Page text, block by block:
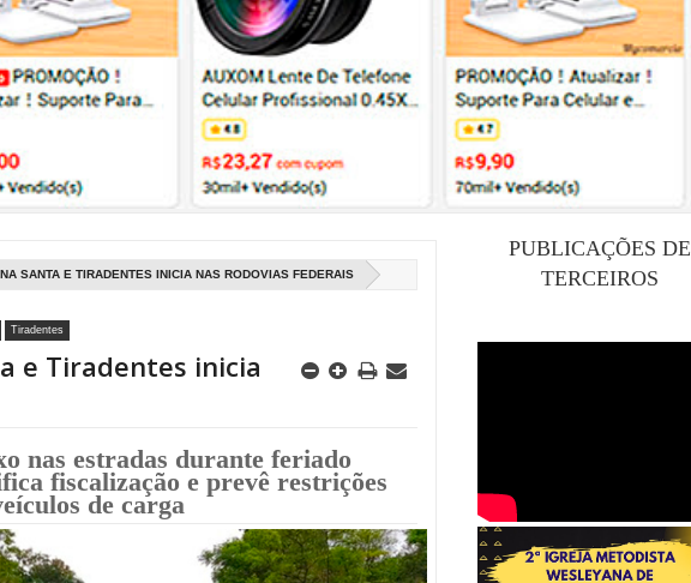
SANTA E TIRADENTES INICIA NAS RODOVIAS FEDERAIS
Tiradentes
e Tiradentes inicia
nas estradas durante feriado
fiscalização e prevê restrições
de carga
PUBLICAÇÕES DE
TERCEIROS